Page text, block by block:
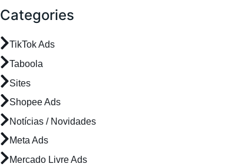
Categories
TikTok Ads
Taboola
Sites
Shopee Ads
Notícias / Novidades
Meta Ads
Mercado Livre Ads